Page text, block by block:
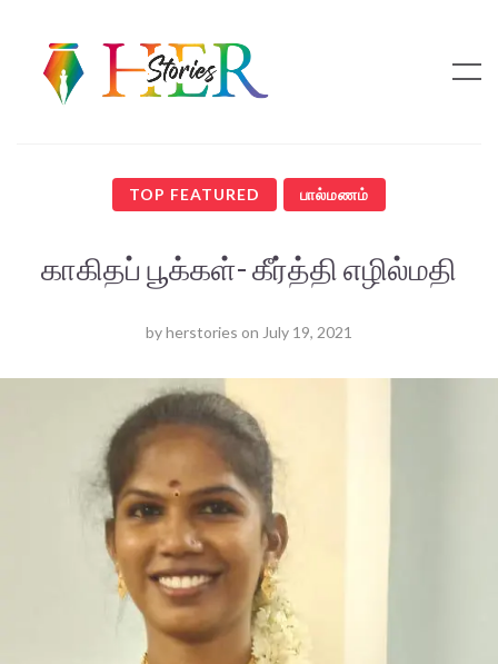
TOP FEATURED பால்மணம்
காகிதப் பூக்கள்- கீர்த்தி எழில்மதி
byherstories on July 19, 2021